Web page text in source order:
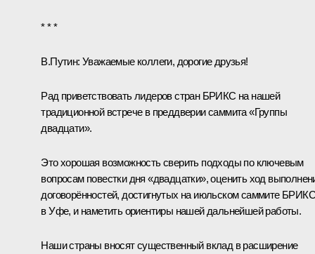
* * *
В.Путин: Уважаемые коллеги, дорогие друзья!
Рад приветствовать лидеров стран БРИКС на нашей
традиционной встрече в преддверии саммита «Группы
двадцати».
Это хорошая возможность сверить подходы по ключевым
вопросам повестки дня «двадцатки», оценить ход
договорённостей, достигнутых на июльском саммите БРИКС
в Уфе, и наметить ориентиры нашей дальнейшей работы.
Наши страны вносят существенный вклад в расширение